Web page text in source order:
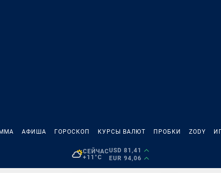
АФИША ГОРОСКОП КУРСЫ ВАЛЮТ ПРОБКИ ZODY
СЕЙЧАС
+11°C
USD 81,41
EUR 94,06